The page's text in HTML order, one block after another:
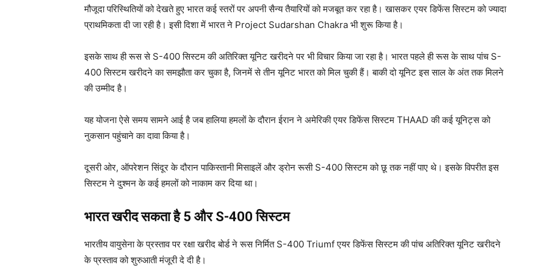
मौजूदा परिस्थितियों को देखते हुए भारत कई स्तरों पर अपनी सैन्य तैयारियों को मजबूत कर रहा है। खासकर एयर डिफेंस सिस्टम को ज्यादा
प्राथमिकता दी जा रही है। इसी दिशा में भारत ने Project Sudarshan Chakra भी शुरू किया है।
इसके साथ ही रूस से S-400 सिस्टम की अतिरिक्त यूनिट खरीदने पर भी विचार किया जा रहा है। भारत पहले ही रूस के साथ पांच S-
400 सिस्टम खरीदने का समझौता कर चुका है, जिनमें से तीन यूनिट भारत को मिल चुकी हैं। बाकी दो यूनिट इस साल के अंत तक मिलने
की उम्मीद है।
यह योजना ऐसे समय सामने आई है जब हालिया हमलों के दौरान ईरान ने अमेरिकी एयर डिफेंस सिस्टम THAAD की कई यूनिट्स को
नुकसान पहुंचाने का दावा किया है।
दूसरी ओर, ऑपरेशन सिंदूर के दौरान पाकिस्तानी मिसाइलें और ड्रोन रूसी S-400 सिस्टम को छू तक नहीं पाए थे। इसके विपरीत इस
सिस्टम ने दुश्मन के कई हमलों को नाकाम कर दिया था।
भारत खरीद सकता है 5 और S-400 सिस्टम
भारतीय वायुसेना के प्रस्ताव पर रक्षा खरीद बोर्ड ने रूस निर्मित S-400 Triumf एयर डिफेंस सिस्टम की पांच अतिरिक्त यूनिट खरीदने
के प्रस्ताव को शुरुआती मंजूरी दे दी है।